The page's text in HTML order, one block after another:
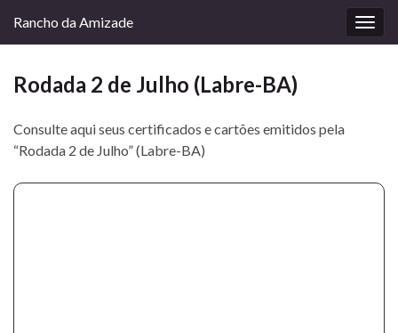
Rancho da Amizade
Rodada 2 de Julho (Labre-BA)
Consulte aqui seus certificados e cartões emitidos pela
“Rodada 2 de Julho” (Labre-BA)